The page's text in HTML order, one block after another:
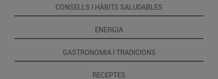
CONSELLS I HÀBITS SALUDABLES
ENERGIA
GASTRONOMIA I TRADICIONS
RECEPTES